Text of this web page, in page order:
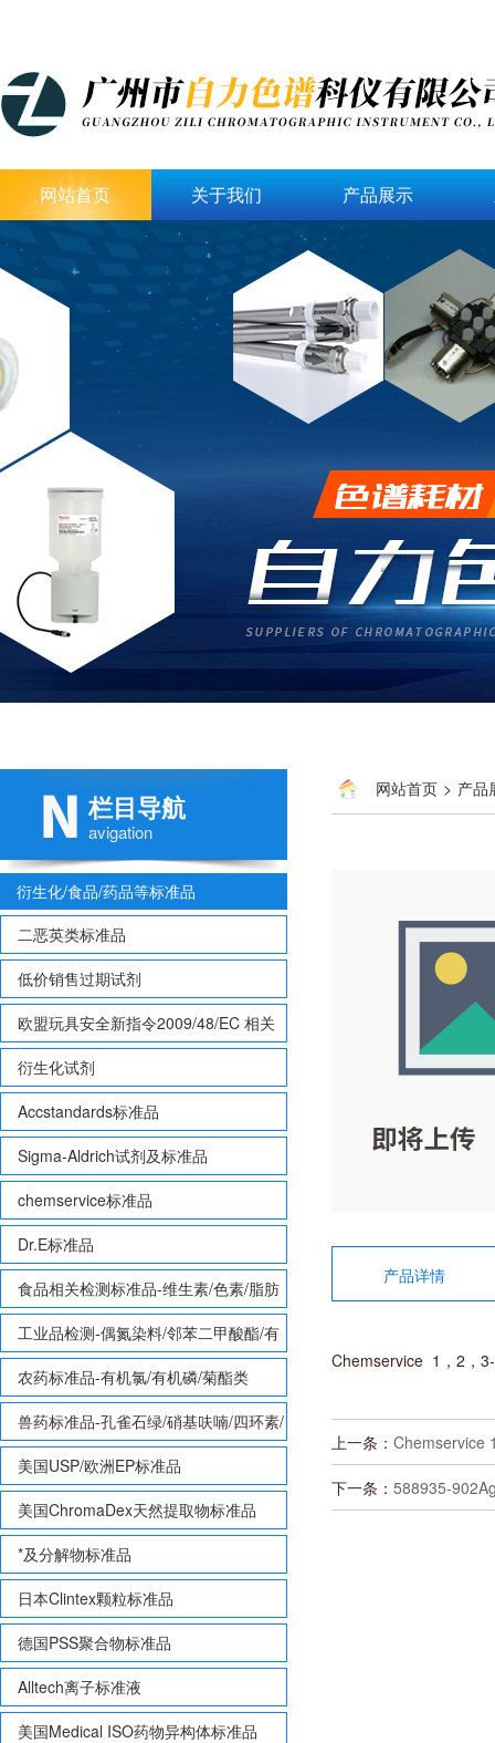
网站首页 关于我们 产品展示
栏目导航
avigation
衍生化/食品/药品等标准品
二恶英类标准品
低价销售过期试剂
欧盟玩具安全新指令2009/48/EC 相关
致敏性香味剂标准品
衍生化试剂
Accstandards标准品
Sigma-Aldrich试剂及标准品
chemservice标准品
Dr.E标准品
食品相关检测标准品-维生素/色素/脂肪
酸甲酯等
工业品检测-偶氮染料/邻苯二甲酸酯/有
机锡/多溴联苯/多溴联苯醚/多氯联苯
农药标准品-有机氯/有机磷/菊酯类
兽药标准品-孔雀石绿/硝基呋喃/四环素/
磺胺等
美国USP/欧洲EP标准品
美国ChromaDex天然提取物标准品
*及分解物标准品
日本Clintex颗粒标准品
德国PSS聚合物标准品
Alltech离子标准液
美国Medical ISO药物异构体标准品
网站首页 > 产品
产品详情
Chemservice 1，2，
上一条： Chemservice
下一条： 588935-